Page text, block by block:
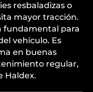
resbaladizas o
mayor tracción.
fundamental para
vehículo. Es
en buenas
regular,
Haldex.